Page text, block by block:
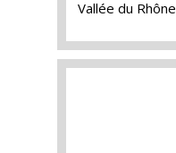
Vallée du Rhône